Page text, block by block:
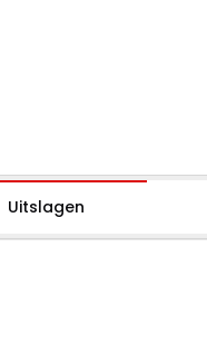
Uitslagen